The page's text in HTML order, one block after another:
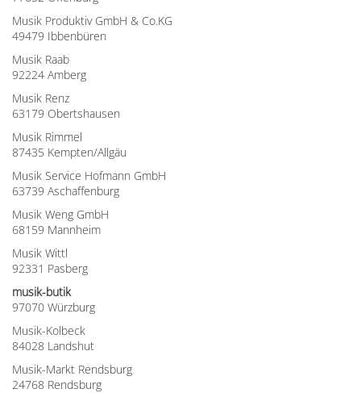
Musik Produktiv GmbH & Co.KG
49479 Ibbenbüren
Musik Raab
92224 Amberg
Musik Renz
63179 Obertshausen
Musik Rimmel
87435 Kempten/Allgäu
Musik Service Hofmann GmbH
63739 Aschaffenburg
Musik Weng GmbH
68159 Mannheim
Musik Wittl
92331 Pasberg
musik-butik
97070 Würzburg
Musik-Kolbeck
84028 Landshut
Musik-Markt Rendsburg
24768 Rendsburg